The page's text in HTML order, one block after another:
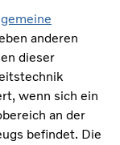
anderen
dieser
wenn sich ein
an der
befindet. Die